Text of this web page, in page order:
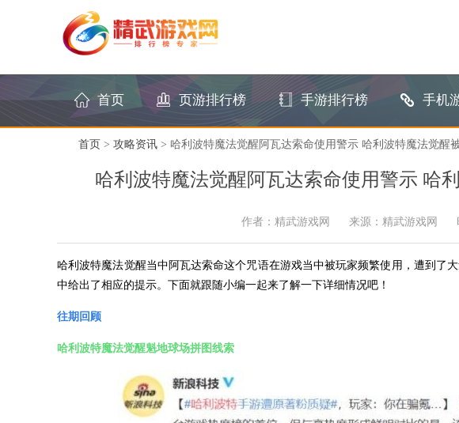
首页 页游排行榜 手游排行榜 手机
首页 > 攻略资讯 > 哈利波特魔法觉醒阿瓦达索命使用警示 哈利波特魔法觉醒
哈利波特魔法觉醒阿瓦达索命使用警示 哈
作者：精武游戏网 来源：精武游戏网
哈利波特魔法觉醒当中阿瓦达索命这个咒语在游戏当中被玩家频繁使用，遭到了
中给出了相应的提示。下面就跟随小编一起来了解一下详细情况吧！
往期回顾
哈利波特魔法觉醒魁地球场拼图线索